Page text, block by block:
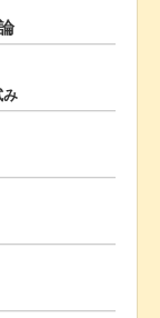
み